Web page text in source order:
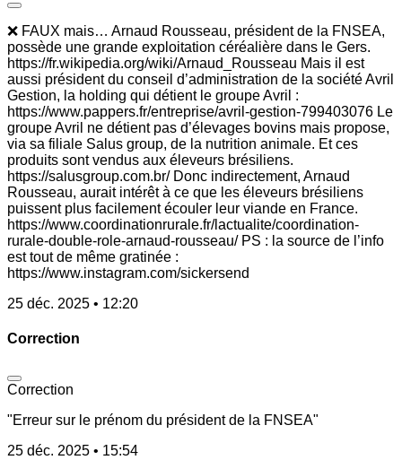
❌ FAUX mais… Arnaud Rousseau, président de la FNSEA,
possède une grande exploitation céréalière dans le Gers.
https://fr.wikipedia.org/wiki/Arnaud_Rousseau Mais il est
aussi président du conseil d’administration de la société Avril
Gestion, la holding qui détient le groupe Avril :
https://www.pappers.fr/entreprise/avril-gestion-799403076 Le
groupe Avril ne détient pas d’élevages bovins mais propose,
via sa filiale Salus group, de la nutrition animale. Et ces
produits sont vendus aux éleveurs brésiliens.
https://salusgroup.com.br/ Donc indirectement, Arnaud
Rousseau, aurait intérêt à ce que les éleveurs brésiliens
puissent plus facilement écouler leur viande en France.
https://www.coordinationrurale.fr/lactualite/coordination-
rurale-double-role-arnaud-rousseau/ PS : la source de l’info
est tout de même gratinée :
https://www.instagram.com/sickersend
25 déc. 2025 • 12:20
Correction
Correction
"Erreur sur le prénom du président de la FNSEA"
25 déc. 2025 • 15:54